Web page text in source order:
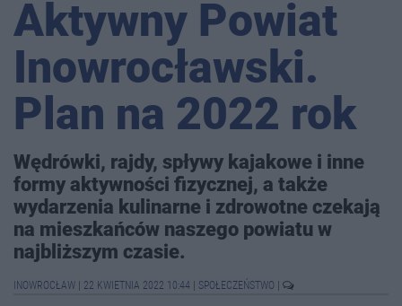
Aktywny Powiat
Inowrocławski.
Plan na 2022 rok
Wędrówki, rajdy, spływy kajakowe i inne
formy aktywności fizycznej, a także
wydarzenia kulinarne i zdrowotne czekają
na mieszkańców naszego powiatu w
najbliższym czasie.
INOWROCŁAW 22 KWIETNIA 2022 10:44 SPOŁECZEŃSTWO